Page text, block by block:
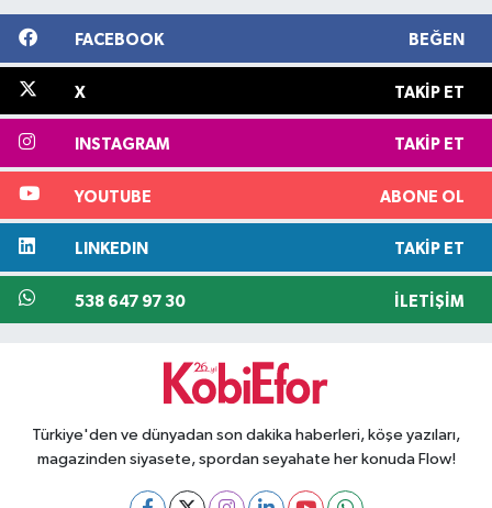
FACEBOOK BEĞEN
X TAKIP ET
INSTAGRAM TAKIP ET
YOUTUBE ABONE OL
LINKEDIN TAKIP ET
538 647 97 30 İLETIŞIM
Türkiye'den ve dünyadan son dakika haberleri, köşe yazıları,
magazinden siyasete, spordan seyahate her konuda Flow!